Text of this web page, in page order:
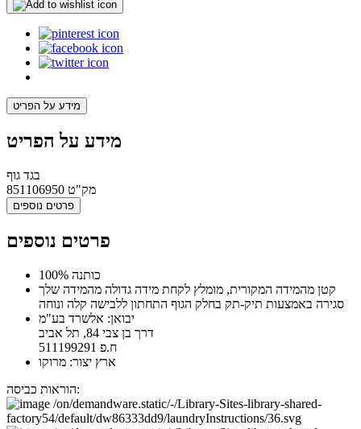
מידע על הפריט
מידע על הפריט
בגד גוף
מק"ט 851106950
פרטים נוספים
פרטים נוספים
100% כותנה
קטן מהמידה המקורית, מומלץ לקחת מידה גדולה מהמידה שלך
סגירה באמצעות תיק-תק בחלק הגוף התחתון ללבישה קלה ונוחה
יבואן: אלשרד בע"מ
דרך בן צבי 84, תל אביב
ח.פ 511199291
ארץ יצור: מרוקו
הוראות כביסה: